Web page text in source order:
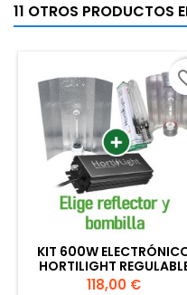
11 OTROS PRODUCTOS
KIT 600W
HORTILIGHT
Precio
118,00 €